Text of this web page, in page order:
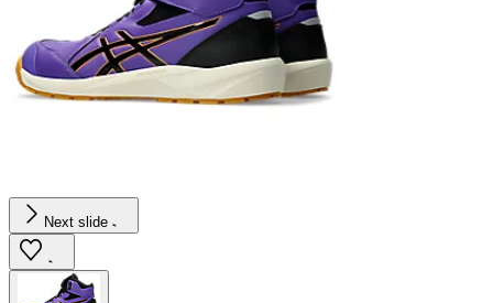
Next slide